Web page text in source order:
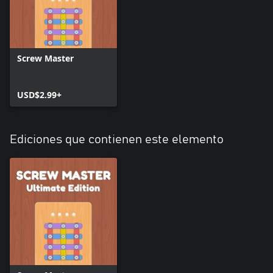
Screw Master
USD$2.99+
Ediciones que contienen este elemento